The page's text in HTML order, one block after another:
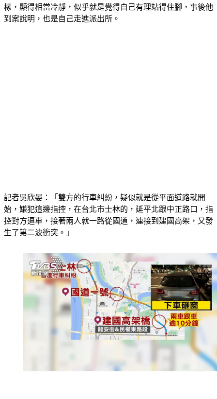
到案說明，也是自己走進派出所。
始，嫌犯這邊指控，在台北市士林的，延平北跟中正路口，指
控對方逼車，接著兩人就一路從國道，連接到建國高架，又發
生了第二波衝突。」